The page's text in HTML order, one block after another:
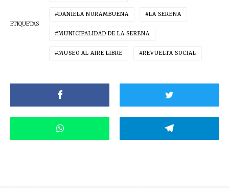
ETIQUETAS
DANIELA NORAMBUENA LA SERENA
MUNICIPALIDAD DE LA SERENA
MUSEO AL AIRE LIBRE REVUELTA SOCIAL